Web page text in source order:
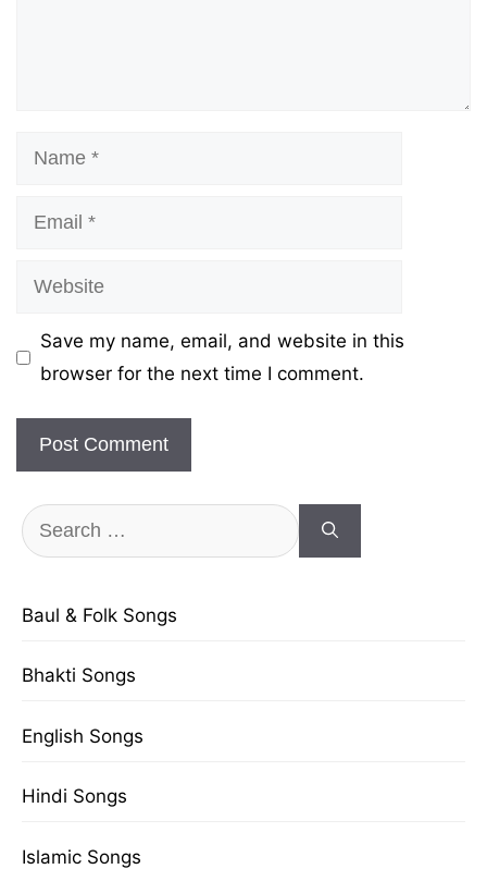
Name
Email
Website
Save my name, email, and website in this
browser for the next time I comment.
Search
for:
Baul & Folk Songs
Bhakti Songs
English Songs
Hindi Songs
Islamic Songs